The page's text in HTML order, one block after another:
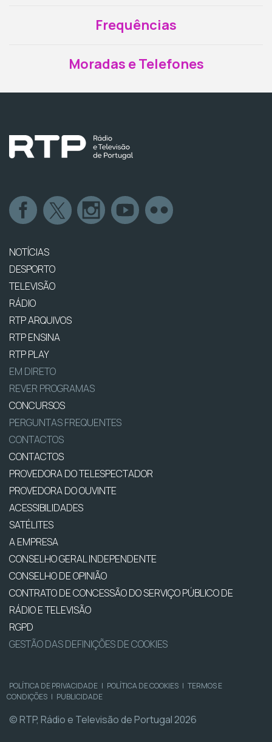
Frequências
Moradas e Telefones
NOTÍCIAS
DESPORTO
TELEVISÃO
RÁDIO
RTP ARQUIVOS
RTP ENSINA
RTP PLAY
EM DIRETO
REVER PROGRAMAS
CONCURSOS
PERGUNTAS FREQUENTES
CONTACTOS
CONTACTOS
PROVEDORA DO TELESPECTADOR
PROVEDORA DO OUVINTE
ACESSIBILIDADES
SATÉLITES
A EMPRESA
CONSELHO GERAL INDEPENDENTE
CONSELHO DE OPINIÃO
CONTRATO DE CONCESSÃO DO SERVIÇO PÚBLICO DE
RÁDIO E TELEVISÃO
RGPD
GESTÃO DAS DEFINIÇÕES DE COOKIES
POLÍTICA DE PRIVACIDADE | POLÍTICA DE COOKIES | TERMOS E
CONDIÇÕES | PUBLICIDADE
© RTP, Rádio e Televisão de Portugal 2026